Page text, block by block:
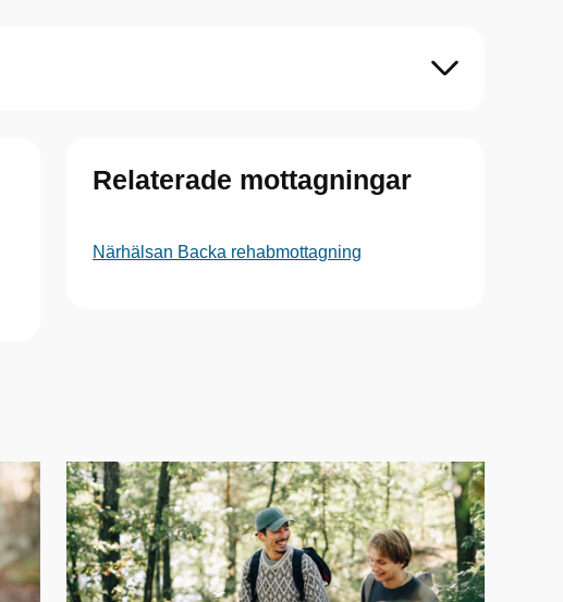
Relaterade mottagningar
Närhälsan Backa rehabmottagning